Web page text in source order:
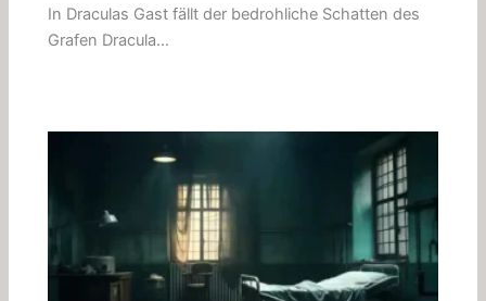
In Draculas Gast fällt der bedrohliche Schatten des
Grafen Dracula…